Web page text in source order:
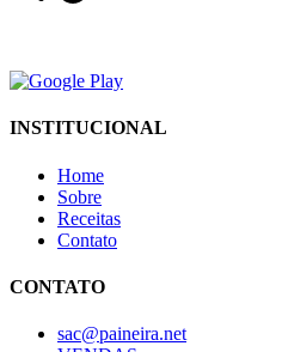
INSTITUCIONAL
Home
Sobre
Receitas
Contato
CONTATO
sac@paineira.net